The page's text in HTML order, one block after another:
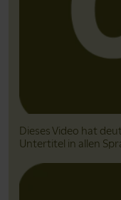
Dieses Video hat
Untertitel in allen